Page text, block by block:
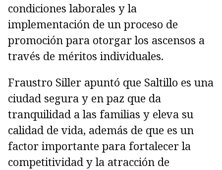
condiciones laborales y la
implementación de un proceso de
promoción para otorgar los ascensos a
través de méritos individuales.
Fraustro Siller apuntó que Saltillo es una
ciudad segura y en paz que da
tranquilidad a las familias y eleva su
calidad de vida, además de que es un
factor importante para fortalecer la
competitividad y la atracción de